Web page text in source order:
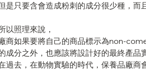
是只要含會造成粉刺的成分很少種，
以照理來說，
商如果要將自己的商品標示為non-
成分之外，也應該將設計好的最終產品
過去，在動物實驗的時代，保養品廠